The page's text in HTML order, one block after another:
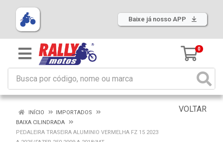
Baixe já nosso APP
0
VOLTAR
INÍCIO
IMPORTADOS
BAIXA CILINDRADA
PEDALEIRA TRASEIRA ALUMINIO VERMELHA FZ 15 2023